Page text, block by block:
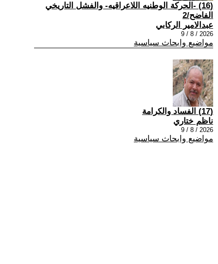
(16) -الحركة الوطنيه اللاعراقيه- والفشل التاريخي
الفاضح/2
عبدالامير الركابي
2026 / 8 / 9
مواضيع وابحاث سياسية
(17) الفساد والكرامة
ناظم ختاري
2026 / 8 / 9
مواضيع وابحاث سياسية